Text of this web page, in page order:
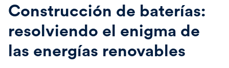
Construcción de baterías:
resolviendo el enigma de
las energías renovables